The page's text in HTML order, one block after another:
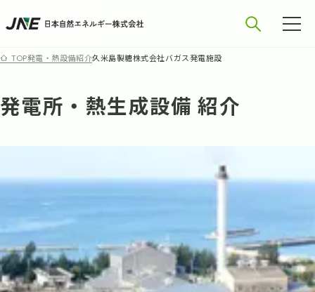
TOP発電・熱設備紹介久米島製糖株式会社バガス発電施設
発電所・熱生成設備 紹介